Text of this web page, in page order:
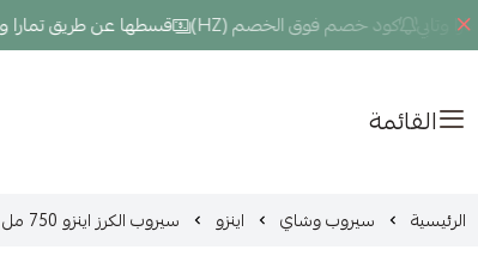
كود خصم فوق الخصم (HZ) قسطها عن طريق تمارا وتابي
القائمة
الرئيسية سيروب وشاي اينزو سيروب الكرز اينزو 750 مل